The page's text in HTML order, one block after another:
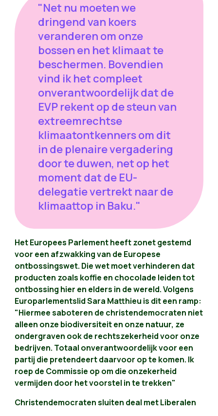
"Net nu moeten we
dringend van koers
veranderen om onze
bossen en het klimaat te
beschermen. Bovendien
vind ik het compleet
onverantwoordelijk dat de
EVP rekent op de steun van
extreemrechtse
klimaatontkenners om dit
in de plenaire vergadering
door te duwen, net op het
moment dat de EU-
delegatie vertrekt naar de
klimaattop in Baku."
Het Europees Parlement heeft zonet gestemd
voor een afzwakking van de Europese
ontbossingswet. Die wet moet verhinderen dat
producten zoals koffie en chocolade leiden tot
ontbossing hier en elders in de wereld. Volgens
Europarlementslid Sara Matthieu is dit een ramp:
"Hiermee saboteren de christendemocraten niet
alleen onze biodiversiteit en onze natuur, ze
ondergraven ook de rechtszekerheid voor onze
bedrijven. Totaal onverantwoordelijk voor een
partij die pretendeert daarvoor op te komen. Ik
roep de Commissie op om die onzekerheid
vermijden door het voorstel in te trekken"
Christendemocraten sluiten deal met Liberalen